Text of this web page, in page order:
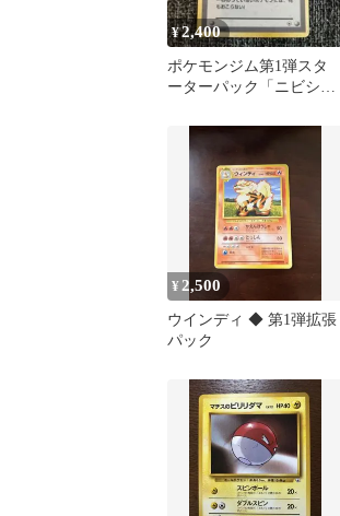
¥2,400
ポケモンジム第1弾スタ
ーターパック「ニビシテ
¥2,500
ウインディ ◆ 第1弾拡張
パック